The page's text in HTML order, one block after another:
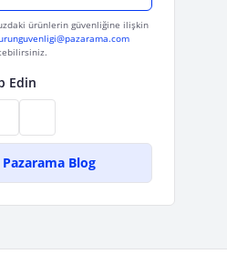
ürünlerin güvenliğine ilişkin
Edin
Pazarama Blog